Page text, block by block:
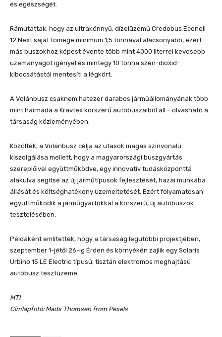
és egészségét.
Rámutattak, hogy az ultrakönnyű, dízelüzemű Credobus Econell
12 Next saját tömege minimum 1,5 tonnával alacsonyabb, ezért
más buszokhoz képest évente több mint 4000 literrel kevesebb
üzemanyagot igényel és mintegy 10 tonna szén-dioxid-
kibocsátástól mentesíti a légkört.
A Volánbusz csaknem hatezer darabos járműállományának több
mint harmada a Kravtex korszerű autóbuszaiból áll – olvasható a
társaság közleményében.
Közölték, a Volánbusz célja az utasok magas színvonalú
kiszolgálása mellett, hogy a magyarországi buszgyártás
szereplőivel együttműködve, egy innovatív tudásközponttá
alakulva segítse az új járműtípusok fejlesztését, hazai munkába
állását és költséghatékony üzemeltetését. Ezért folyamatosan
együttműködik a járműgyártókkal a korszerű, új autóbuszok
tesztelésében.
Példaként említették, hogy a társaság legutóbbi projektjében,
szeptember 1-jétől 26-ig Érden és környékén zajlik egy Solaris
Urbino 15 LE Electric típusú, tisztán elektromos meghajtású
autóbusz tesztüzeme.
MTI
Címlapfotó: Mads Thomsen from Pexels